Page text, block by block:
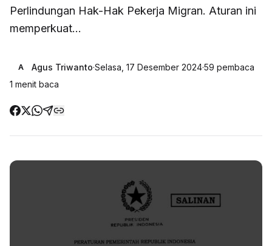
Perlindungan Hak-Hak Pekerja Migran. Aturan ini
memperkuat...
A Agus Triwanto·Selasa, 17 Desember 2024·59 pembaca
1 menit baca